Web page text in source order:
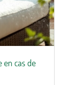
en cas de